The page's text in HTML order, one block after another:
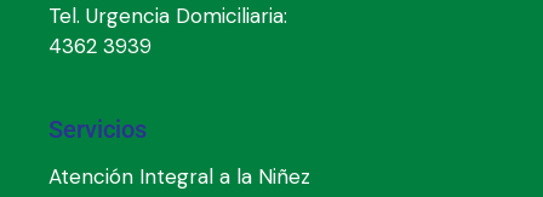
Tel. Urgencia Domiciliaria:
4362 3939
Servicios
Atención Integral a la Niñez